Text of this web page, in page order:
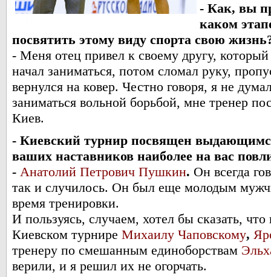
- Как, вы
каком
посвятить этому виду спорта свою
- Меня отец привел к своему другу,
начал заниматься, потом сломал руку,
вернулся на ковер. Честно говоря, я не
заниматься вольной борьбой, мне тренер
Киев.
- Киевский турнир посвящен
ваших наставников наиболее на вас
- Анатолий Петрович Пушкин. Он всегда
так и случилось. Он был еще молодым
время тренировки.
И пользуясь, случаем, хотел бы сказать,
Киевском турнире Михаилу Чаповскому,
тренеру по смешанным единоборствам
верили, и я решил их не огорчать.